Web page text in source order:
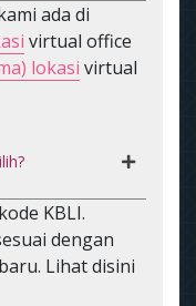
ada di
virtual office
lokasi virtual
KBLI.
dengan
Lihat disini